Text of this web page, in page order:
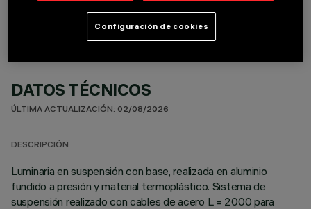
DATOS TÉCNICOS
ÚLTIMA ACTUALIZACIÓN: 02/08/2026
DESCRIPCIÓN
Luminaria en suspensión con base, realizada en aluminio
fundido a presión y material termoplástico. Sistema de
suspensión realizado con cables de acero L = 2000 para
Configuración de cookies